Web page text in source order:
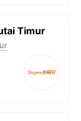
Timur